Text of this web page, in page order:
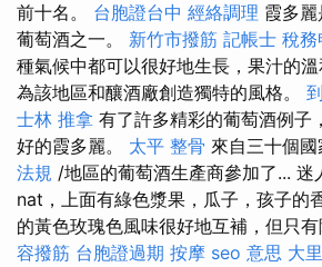
前十名。 台胞證台中 經絡調理 霞多
葡萄酒之一。 新竹市撥筋 記帳士 稅務
種氣候中都可以很好地生長，果汁的
為該地區和釀酒廠創造獨特的風格。
士林 推拿 有了許多精彩的葡萄酒例子
好的霞多麗。 太平 整骨 來自三十個國
法規 /地區的葡萄酒生產商參加了...
nat，上面有綠色漿果，瓜子，孩子的
的黃色玫瑰色風味很好地互補，但只有
容撥筋 台胞證過期 按摩 seo 意思 大